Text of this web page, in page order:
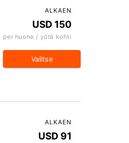
ALKAEN
USD 150
per huone / yötä kohti
Valitse
ALKAEN
USD 91